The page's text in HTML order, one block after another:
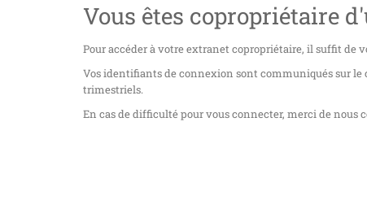
Vous êtes copropriétaire
Pour accéder à votre extranet copropriétaire, il suffit de
Vos identifiants de connexion sont communiqués sur
trimestriels.
En cas de difficulté pour vous connecter, merci de nous